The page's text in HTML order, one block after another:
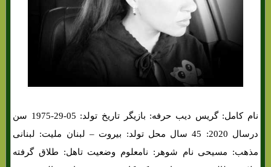
نام کامل: گریس دیب حرفه: بازیگر تاریخ تولد: 05-29-1975 سن
درسال 2020: 45 سال محل تولد: بیروت – لبنان ملیت: لبنانی
مذهب: مسیحی نام شوهر: نامعلوم وضعیت تاهل: طلاق گرفته